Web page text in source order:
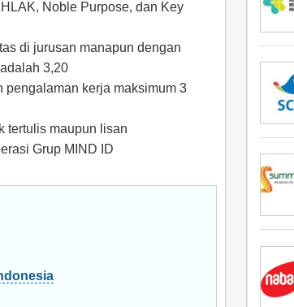
Noble Purpose, dan Key
di jurusan manapun dengan
3,20
pengalaman kerja maksimum 3
tertulis maupun lisan
Grup MIND ID